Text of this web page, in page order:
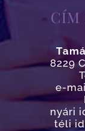
CÍM
8229
e-
nyári
téli